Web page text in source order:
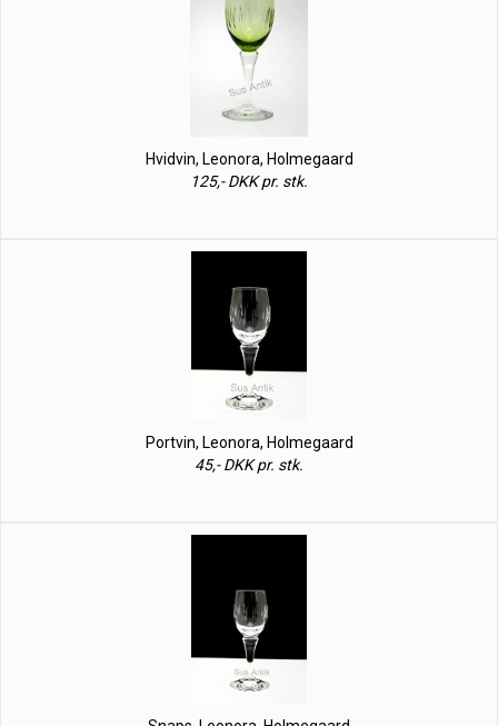
Hvidvin, Leonora, Holmegaard
125,- DKK pr. stk.
Portvin, Leonora, Holmegaard
45,- DKK pr. stk.